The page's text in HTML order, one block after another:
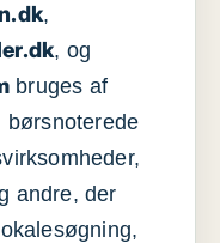
,
, og
bruges af
andre, der